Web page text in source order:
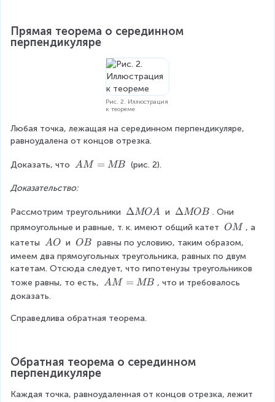
=
1
ci
r
c
=
O
c
a
e
}
Прямая теорема о серединном
перпендикуляре
Рис. 2. Иллюстрация
к теореме
Любая точка, лежащая на серединном перпендикуляре,
равноудалена от концов отрезка.
Доказать, что A
=
B
AM = MB (рис. 2).
Доказательство:
Рассмотрим треугольники \
D
ta
M
O
A
ΔMOA и \
D
ta
M
O
B
ΔMOB . Они
прямоугольные и равные, т. к. имеют общий катет \
\
M
OM , а
катеты \
\
A
O
AO и \
\
O
B
OB равны по условию, таким образом,
имеем два прямоугольных треугольника, равных по двум
катетам. Отсюда следует, что гипотенузы треугольников
тоже равны, то есть, A
M
AM = MB , что и требовалось
доказать.
Справедлива обратная теорема.
Обратная теорема о серединном
перпендикуляре
Каждая точка, равноудаленная от концов отрезка, лежит